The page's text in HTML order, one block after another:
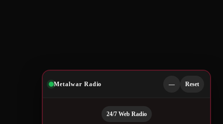
Metalwar Radio — Reset
24/7 Web Radio